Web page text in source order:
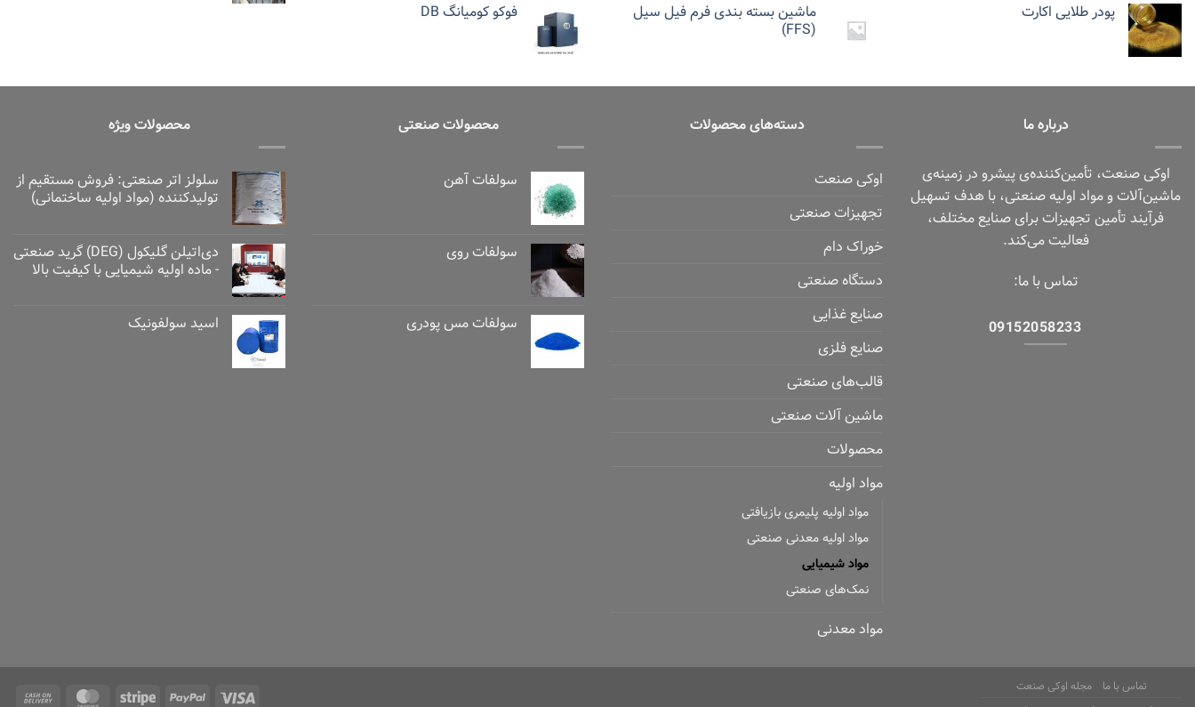
پودر طلایی اکارت
ماشین بسته بندی فرم فیل سیل
(FFS)
فوکو کومیانگ DB
درباره ما
اوکی صنعت، تأمین‌کننده‌ی پیشرو در زمینه‌ی
ماشین‌آلات و مواد اولیه صنعتی، با هدف تسهیل
فرآیند تأمین تجهیزات برای صنایع مختلف،
فعالیت می‌کند.
تماس با ما:
09152058233
دسته‌های محصولات
اوکی صنعت
تجهیزات صنعتی
خوراک دام
دستگاه صنعتی
صنایع غذایی
صنایع فلزی
قالب‌های صنعتی
ماشین آلات صنعتی
محصولات
مواد اولیه
مواد اولیه پلیمری بازیافتی
مواد اولیه معدنی صنعتی
مواد شیمیایی
نمک‌های صنعتی
مواد معدنی
محصولات صنعتی
سولفات آهن
سولفات روی
سولفات مس پودری
محصولات ویژه
سلولز اتر صنعتی: فروش مستقیم از
تولیدکننده (مواد اولیه ساختمانی)
دی‌اتیلن گلیکول (DEG) گرید صنعتی
- ماده اولیه شیمیایی با کیفیت بالا
اسید سولفونیک
تماس با ما مجله اوکی صنعت